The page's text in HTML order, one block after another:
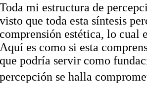
Toda mi estructura de
visto que toda esta síntesis
comprensión estética, lo
Aquí es como si esta
que podría servir como
percepción se halla